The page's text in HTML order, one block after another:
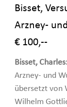
Bisset,
Arzney-
€ 100,--
Bisset,
Arzney- und
übersetzt von
Wilhelm